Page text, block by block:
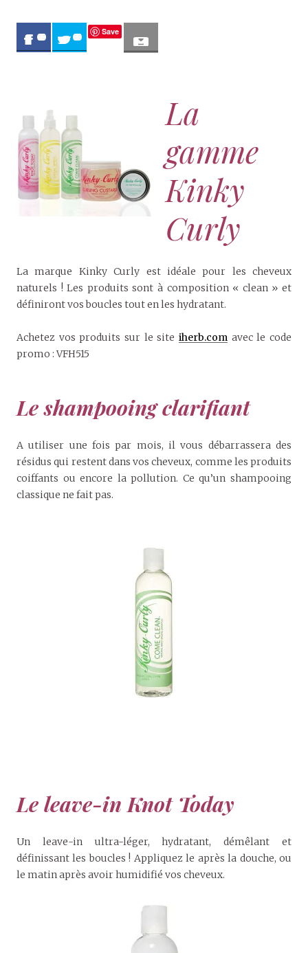
0 0
Save
La
gamme
Kinky
Curly
La marque Kinky Curly est idéale pour les cheveux
naturels ! Les produits sont à composition « clean » et
définiront vos boucles tout en les hydratant.
Achetez vos produits sur le site iherb.com avec le code
promo : VFH515
Le shampooing clarifiant
A utiliser une fois par mois, il vous débarrassera des
résidus qui restent dans vos cheveux, comme les produits
coiffants ou encore la pollution. Ce qu’un shampooing
classique ne fait pas.
Le leave-in Knot Today
Un leave-in ultra-léger, hydratant, démêlant et
définissant les boucles ! Appliquez le après la douche, ou
le matin après avoir humidifié vos cheveux.